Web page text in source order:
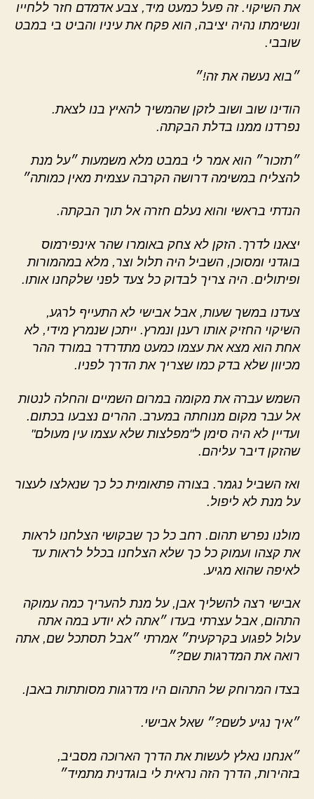
את השיקוי. זה פעל כמעט מיד, צבע אדמדם חזר ללחייו
ונשימתו נהיה יציבה, הוא פקח את עיניו והביט בי במבט
שובבי.
״בוא נעשה את זה!״
הודינו שוב ושוב לזקן שהמשיך להאיץ בנו לצאת.
נפרדנו ממנו בדלת הבקתה.
״תזכור״ הוא אמר לי במבט מלא משמעות ״על מנת
להצליח במשימה דרושה הקרבה עצמית מאין כמותה״
הנדתי בראשי והוא נעלם חזרה אל תוך הבקתה.
יצאנו לדרך. הזקן לא צחק באומרו שהר אינפירמוס
בוגדני ומסוכן, השביל היה תלול וצר, מלא במהמורות
ופיתולים. היה צריך לבדוק כל צעד לפני שלקחנו אותו.
צעדנו במשך שעות, אבל אבישי לא התעייף לרגע,
השיקוי החזיק אותו רענן ונמרץ. ייתכן שנמרץ מידי, לא
אחת הוא מצא את עצמו כמעט מתדרדר במורד ההר
מכיוון שלא בדק כמו שצריך את הדרך לפניו.
השמש עברה את מקומה במרום השמיים והחלה לנטות
אל עבר מקום מנוחתה במערב. ההרים נצבעו בכתום.
ועדיין לא היה סימן ל"מפלצות שלא עצמו עין מעולם"
שהזקן דיבר עליהם.
ואז השביל נגמר. בצורה פתאומית כל כך שנאלצו לעצור
על מנת לא ליפול.
מולנו נפרש תהום. רחב כל כך שבקושי הצלחנו לראות
את קצהו ועמוק כל כך שלא הצלחנו בכלל לראות עד
לאיפה שהוא מגיע.
אבישי רצה להשליך אבן, על מנת להעריך כמה עמוקה
התהום, אבל עצרתי בעדו ״אתה לא יודע במה אתה
עלול לפגוע בקרקעית״ אמרתי ״אבל תסתכל שם, אתה
רואה את המדרגות שם?״
בצדו המרוחק של התהום היו מדרגות מסותתות באבן.
״איך נגיע לשם?״ שאל אבישי.
״אנחנו נאלץ לעשות את הדרך הארוכה מסביב,
בזהירות, הדרך הזה נראית לי בוגדנית מתמיד״